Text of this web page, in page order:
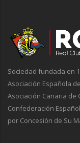
Sociedad fundada en
Asociación Española
Asociación Canaria de
Confederación
por Concesión de Su